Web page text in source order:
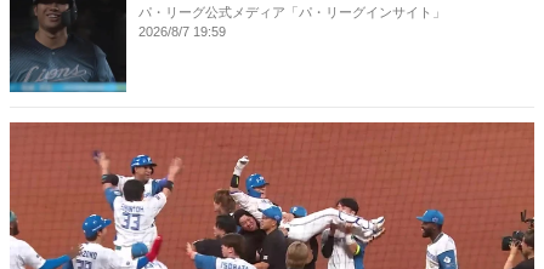
パ・リーグ公式メディア「パ・リーグインサイト」
2026/8/7 19:59